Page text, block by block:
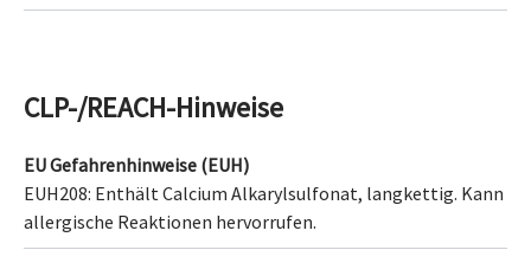
CLP-/REACH-Hinweise
EU Gefahrenhinweise (EUH)
EUH208: Enthält Calcium Alkarylsulfonat, langkettig. Kann
allergische Reaktionen hervorrufen.